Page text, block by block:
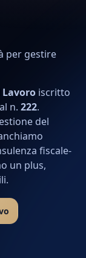
per gestire
Lavoro iscritto
n. 222.
del
fiscale-
un plus,